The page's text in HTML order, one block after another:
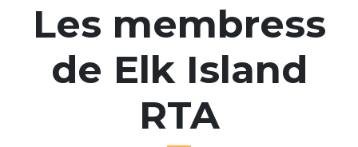
Les membress
de Elk Island
RTA